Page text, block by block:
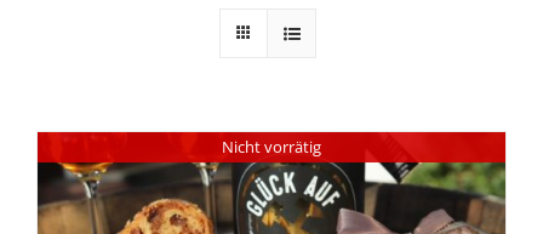
Nicht vorrätig